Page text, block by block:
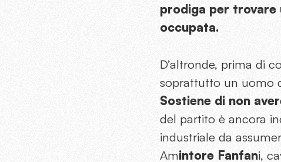
prodiga per trovare
occupata.
D’altronde, prima di
soprattutto un uomo
Sostiene di non
del partito è ancora
industriale da
Amintore Fanfani,